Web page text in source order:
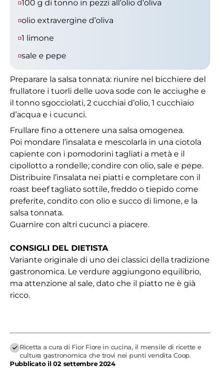
100 g di tonno in pezzi all’olio d’oliva
olio extravergine d’oliva
1 limone
sale e pepe
Preparare la salsa tonnata: riunire nel bicchiere del
frullatore i tuorli delle uova sode con le acciughe e
il tonno sgocciolati, 2 cucchiai d’olio, 1 cucchiaio
d’acqua e i cucunci.
Frullare fino a ottenere una salsa omogenea.
Poi mondare l’insalata e mescolarla in una ciotola
capiente con i pomodorini tagliati a metà e il
cipollotto a rondelle; condire con olio, sale e pepe.
Distribuire l’insalata nei piatti e completare con il
roast beef tagliato sottile, freddo o tiepido come
preferite, condito con olio e succo di limone, e la
salsa tonnata.
Guarnire con altri cucunci a piacere.
CONSIGLI DEL DIETISTA
Variante originale di uno dei classici della tradizione
gastronomica. Le verdure aggiungono equilibrio,
ma attenzione al sale, dato che il piatto ne è già
ricco.
Ricetta a cura di Fior Fiore in cucina, il mensile di ricette e
cultura gastronomica che trovi nei punti vendita Coop.
Pubblicato il02 settembre 2024